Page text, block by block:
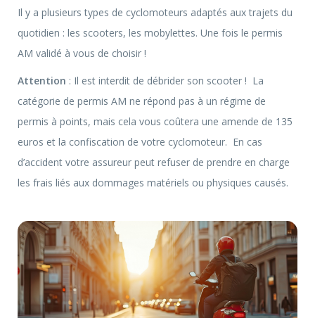
Il y a plusieurs types de cyclomoteurs adaptés aux trajets du
quotidien : les scooters, les mobylettes. Une fois le permis
AM validé à vous de choisir !
Attention : Il est interdit de débrider son scooter ! La
catégorie de permis AM ne répond pas à un régime de
permis à points, mais cela vous coûtera une amende de 135
euros et la confiscation de votre cyclomoteur. En cas
d’accident votre assureur peut refuser de prendre en charge
les frais liés aux dommages matériels ou physiques causés.